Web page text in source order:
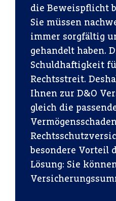
die Beweispflicht
Sie müssen
immer sorgfältig
gehandelt haben.
Schuldhaftigkeit
Rechtsstreit.
Ihnen zur D&O
gleich die
besondere Vorteil
Lösung: Sie